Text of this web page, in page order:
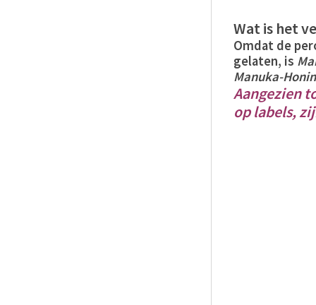
Wat is het
Omdat de
gelaten, is
Manuka-
Aangezien
op labels,